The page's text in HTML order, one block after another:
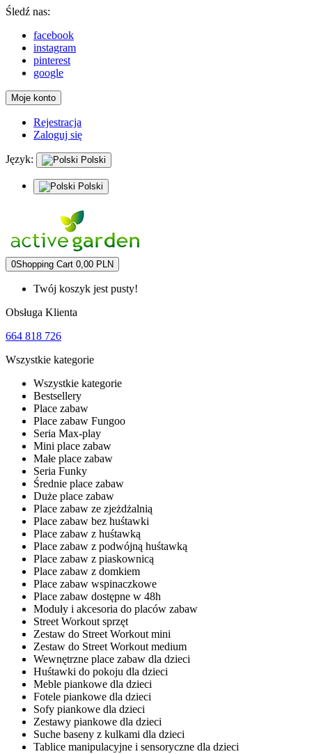
Śledź nas:
facebook
instagram
pinterest
google
Moje konto
Rejestracja
Zaloguj się
Język: Polski
Polski
0Shopping Cart 0,00 PLN
Twój koszyk jest pusty!
Obsługa Klienta
664 818 726
Wszystkie kategorie
Wszystkie kategorie
Bestsellery
Place zabaw
Place zabaw Fungoo
Seria Max-play
Mini place zabaw
Małe place zabaw
Seria Funky
Średnie place zabaw
Duże place zabaw
Place zabaw ze zjeżdżalnią
Place zabaw bez huśtawki
Place zabaw z huśtawką
Place zabaw z podwójną huśtawką
Place zabaw z piaskownicą
Place zabaw z domkiem
Place zabaw wspinaczkowe
Place zabaw dostępne w 48h
Moduły i akcesoria do placów zabaw
Street Workout sprzęt
Zestaw do Street Workout mini
Zestaw do Street Workout medium
Wewnętrzne place zabaw dla dzieci
Huśtawki do pokoju dla dzieci
Meble piankowe dla dzieci
Fotele piankowe dla dzieci
Sofy piankowe dla dzieci
Zestawy piankowe dla dzieci
Suche baseny z kulkami dla dzieci
Tablice manipulacyjne i sensoryczne dla dzieci